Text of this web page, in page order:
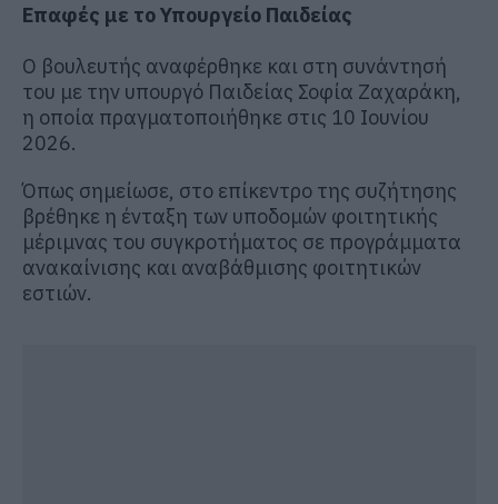
Επαφές με το Υπουργείο Παιδείας
Ο βουλευτής αναφέρθηκε και στη συνάντησή
του με την υπουργό Παιδείας Σοφία Ζαχαράκη,
η οποία πραγματοποιήθηκε στις 10 Ιουνίου
2026.
Όπως σημείωσε, στο επίκεντρο της συζήτησης
βρέθηκε η ένταξη των υποδομών φοιτητικής
μέριμνας του συγκροτήματος σε προγράμματα
ανακαίνισης και αναβάθμισης φοιτητικών
εστιών.